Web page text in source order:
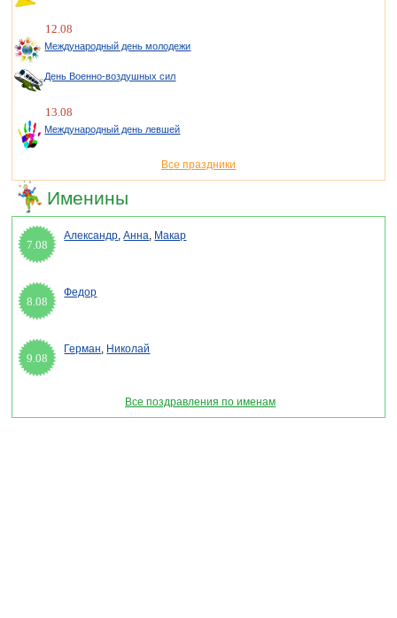
12.08
Международный день молодежи
День Военно-воздушных сил
13.08
Международный день левшей
Все праздники
Именины
7.08
Александр,Анна, Макар
8.08
Федор
9.08
Герман, Николай
Все поздравления по именам